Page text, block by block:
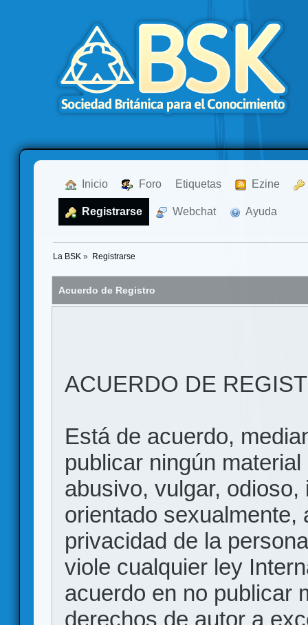
Inicio Foro Etiquetas Ezine
Registrarse Webchat Ayuda
La BSK » Registrarse
Acuerdo de Registro
ACUERDO DE
Está de acuerdo,
publicar ningún
abusivo, vulgar,
orientado sexualmente,
privacidad de la
viole cualquier ley
acuerdo en no publicar
derechos de autor a